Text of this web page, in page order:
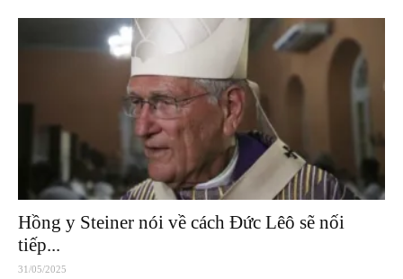
Hồng y Steiner nói về cách Đức Lêô sẽ nối
tiếp...
31/05/2025